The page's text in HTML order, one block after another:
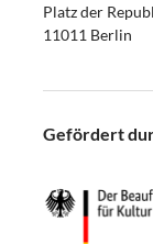
Platz der
11011 Berlin
Gefördert